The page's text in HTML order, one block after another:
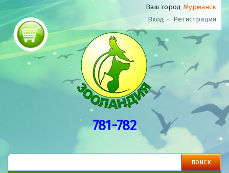
Ваш город Мурманск
Вход - Регистрация
781-782